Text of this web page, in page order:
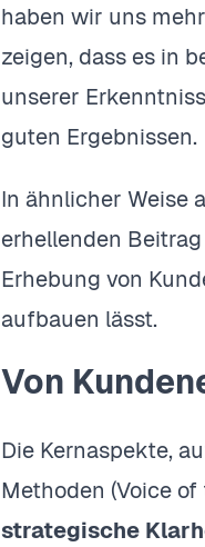
haben wir uns
zeigen, dass es in
unserer
guten Ergebnissen.
In ähnlicher Weise
erhellenden
Erhebung von
aufbauen lässt.
Von
Die Kernaspekte,
Methoden (Voice
strategische